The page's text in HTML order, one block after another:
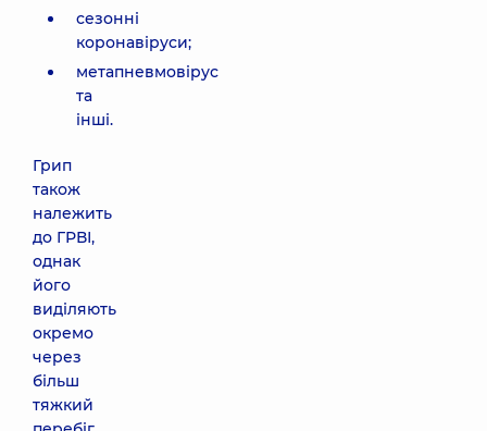
сезонні
коронавіруси;
метапневмовірус
та
інші.
Грип
також
належить
до ГРВІ,
однак
його
виділяють
окремо
через
більш
тяжкий